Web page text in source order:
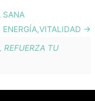
SANA
REFUERZA TU